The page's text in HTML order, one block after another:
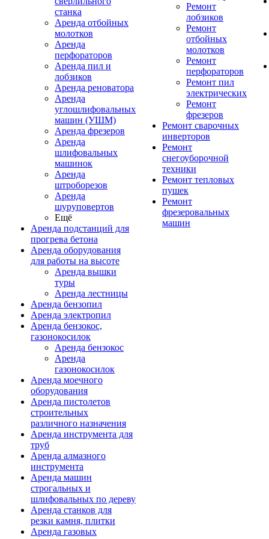
станка
Аренда отбойных
молотков
Аренда
перфораторов
Аренда пил и
лобзиков
Аренда реноватора
Аренда
углошлифовальных
машин (УШМ)
Аренда фрезеров
Аренда
шлифовальных
машинок
Аренда
штроборезов
Аренда
шуруповертов
Ещё
Аренда подстанций для
прогрева бетона
Аренда оборудования
для работы на высоте
Аренда вышки
туры
Аренда лестницы
Аренда бензопил
Аренда электропил
Аренда бензокос,
газонокосилок
Аренда бензокос
Аренда
газонокосилок
Аренда моечного
оборудования
Аренда пистолетов
строительных
различного назначения
Аренда инструмента для
труб
Аренда алмазного
инструмента
Аренда машин
строгальных и
шлифовальных по дереву
Аренда станков для
резки камня, плитки
Аренда газовых
Ремонт
лобзиков
Ремонт
отбойных
молотков
Ремонт
перфораторов
Ремонт пил
электрических
Ремонт
фрезеров
Ремонт сварочных
инверторов
Ремонт
снегоуборочной
техники
Ремонт тепловых
пушек
Ремонт
фрезеровальных
машин